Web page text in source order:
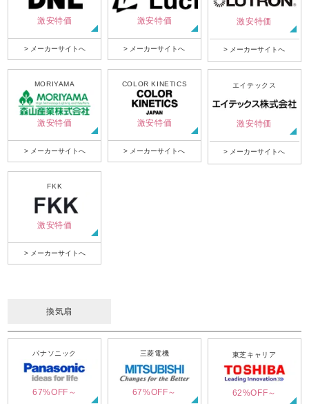
激安特価
> メーカーサイトへ
激安特価
> メーカーサイトへ
激安特価
> メーカーサイトへ
MORIYAMA
激安特価
> メーカーサイトへ
COLOR KINETICS
激安特価
> メーカーサイトへ
エイテックス
激安特価
> メーカーサイトへ
FKK
激安特価
> メーカーサイトへ
換気扇
パナソニック
67%OFF～
三菱電機
67%OFF～
東芝キャリア
62%OFF～